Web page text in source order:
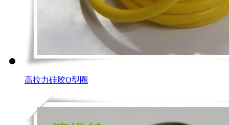
高拉力硅胶O型圈